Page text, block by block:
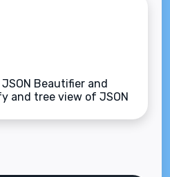
Beautifier and
and tree view of JSON